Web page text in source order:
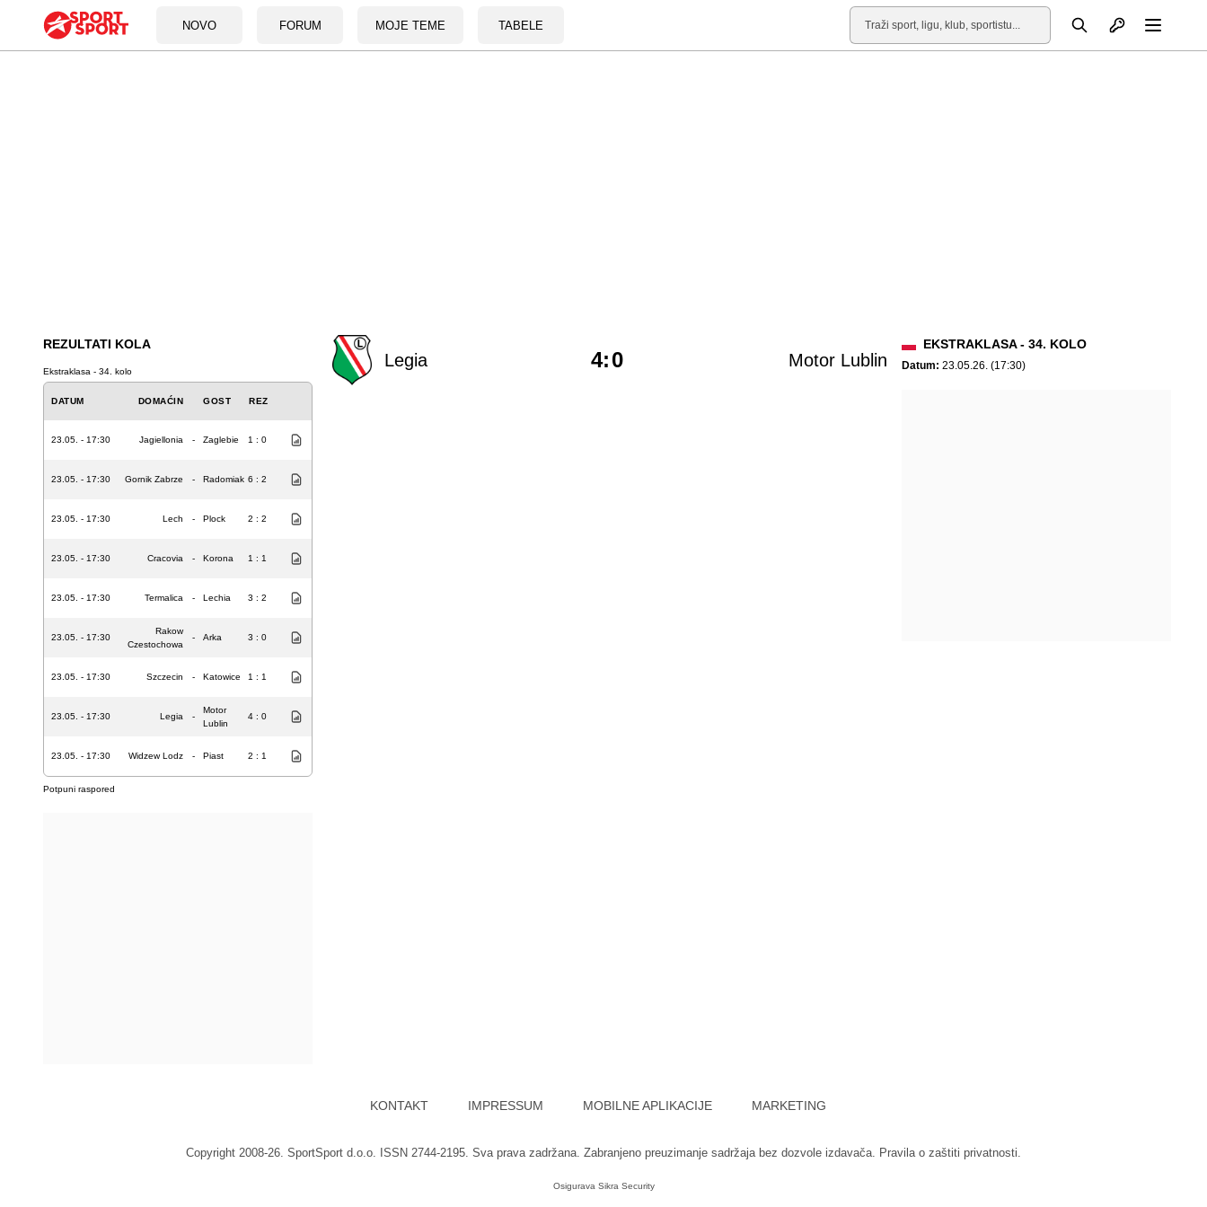
NOVO FORUM MOJE TEME TABELE
Pretraga Otvori profil
REZULTATI KOLA
Ekstraklasa - 34. kolo
DATUM DOMAĆIN GOST REZ
23.05. - 17:30 Jagiellonia - Zaglebie 1 : 0
23.05. - 17:30 Gornik Zabrze - Radomiak 6 : 2
23.05. - 17:30 Lech - Plock 2 : 2
23.05. - 17:30 Cracovia - Korona 1 : 1
23.05. - 17:30 Termalica - Lechia 3 : 2
23.05. - 17:30
Rakow
Czestochowa
- Arka 3 : 0
23.05. - 17:30 Szczecin - Katowice 1 : 1
23.05. - 17:30 Legia -
Motor
Lublin
4 : 0
23.05. - 17:30 Widzew Lodz - Piast 2 : 1
Potpuni raspored
Legia Motor Lublin
4:0
EKSTRAKLASA - 34. KOLO
Datum: 23.05.26. (17:30)
KONTAKT IMPRESSUM MOBILNE APLIKACIJE MARKETING
Copyright 2008-26. SportSport d.o.o. ISSN 2744-2195. Sva prava zadržana. Zabranjeno preuzimanje sadržaja bez dozvole izdavača. Pravila o zaštiti privatnosti.
Osigurava Sikra Security